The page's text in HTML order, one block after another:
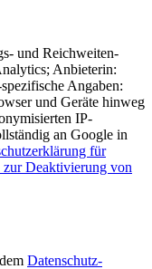
und Reich­weiten­
Anbieterin:
Angaben:
und Geräte hinweg
IP-
an Google in
für
Deaktivierung von
Datenschutz-